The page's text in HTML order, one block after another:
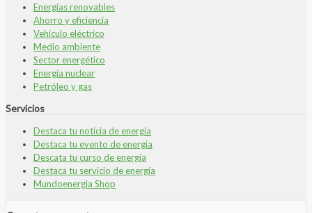
Energías renovables
Ahorro y eficiencia
Vehículo eléctrico
Medio ambiente
Sector energético
Energía nuclear
Petróleo y gas
Servicios
Destaca tu noticia de energía
Destaca tu evento de energía
Descata tu curso de energía
Destaca tu servicio de energía
Mundoenergia Shop